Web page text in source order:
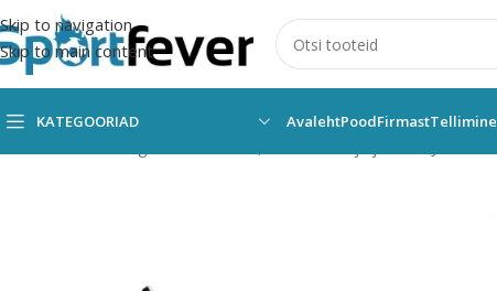
Skip to navigation
Skip to main content
KATEGOORIAD AvalehtPoodFirmastTellimine